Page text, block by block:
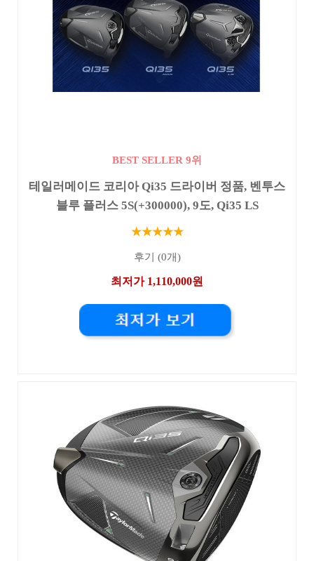
BEST SELLER 9위
테일러메이드 코리아 Qi35 드라이버 정품, 벤투스
블루 플러스 5S(+300000), 9도, Qi35 LS
★★★★★
후기 (0개)
최저가 1,110,000원